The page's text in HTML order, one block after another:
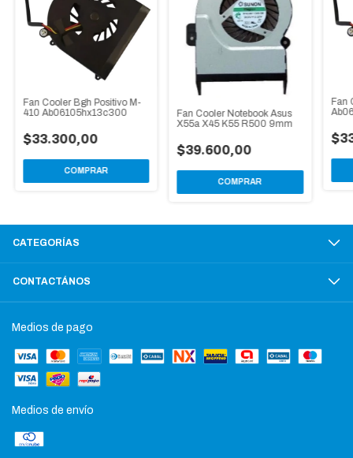
Fan Cooler Bgh Positivo M-
410 Ab06105hx13c300
$33.300,00
Fan Cooler Notebook Asus
X55a X45 K55 R500 9mm
$39.600,00
Fan
CATEGORÍAS
CONTACTÁNOS
Medios de pago
Medios de envío